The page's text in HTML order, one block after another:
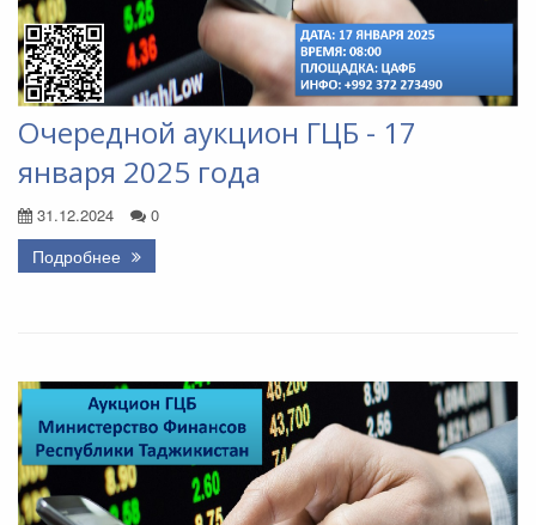
Очередной аукцион ГЦБ - 17
января 2025 года
31.12.2024 0
Подробнее